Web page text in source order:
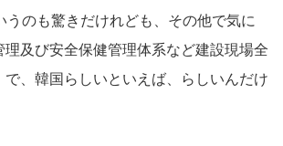
うのも驚きだけれども、その他で気に
理及び安全保健管理体系など建設現場全
で、韓国らしいといえば、らしいんだけ